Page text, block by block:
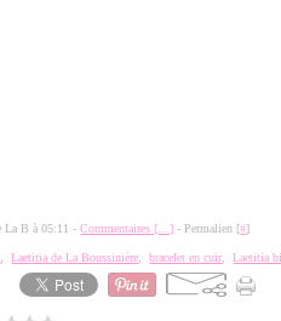
La B à 05:11 -Commentaires [ …] - Permalien [#]
,Laetitia de La Boussinière ,bracelet en cuir,Laetitia